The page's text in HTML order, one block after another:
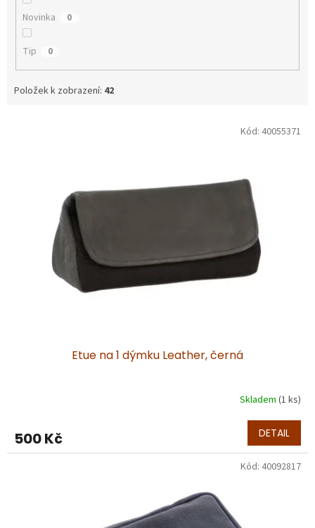
Novinka 0
Tip 0
Položek k zobrazení: 42
Etue na 1 dýmku Leather, černá
Skladem (1 ks)
500 Kč DETAIL
Kód: 40055371
Kód: 40092817